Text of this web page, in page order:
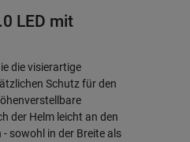
LED mit
die visierartige
Schutz für den
der Helm leicht an den
sowohl in der Breite als